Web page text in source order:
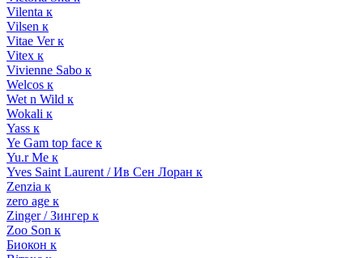
Vilenta к
Vilsen к
Vitae Ver к
Vitex к
Vivienne Sabo к
Welcos к
Wet n Wild к
Wokali к
Yass к
Ye Gam top face к
Yu.r Me к
Yves Saint Laurent / Ив Сен Лоран к
Zenzia к
zero age к
Zinger / Зингер к
Zoo Son к
Биокон к